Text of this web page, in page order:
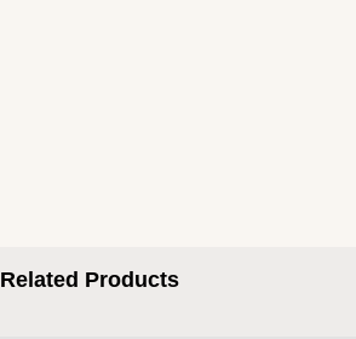
Related Products